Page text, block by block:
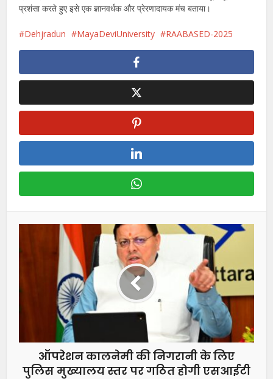
प्रशंसा करते हुए इसे एक ज्ञानवर्धक और प्रेरणादायक मंच बताया।
Dehjradun MayaDeviUniversity RAABASED-2025
ऑपरेशन कालनेमी की निगरानी के लिए
पुलिस मुख्यालय स्तर पर गठित होगी एसआईटी